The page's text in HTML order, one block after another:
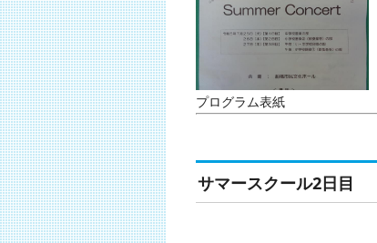
プログラム表紙
サマースクール2日目